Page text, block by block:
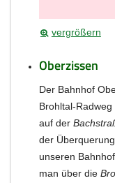
vergrößern
Oberzissen
Der Bahnhof
Brohltal-
auf der
der
unseren
man über die